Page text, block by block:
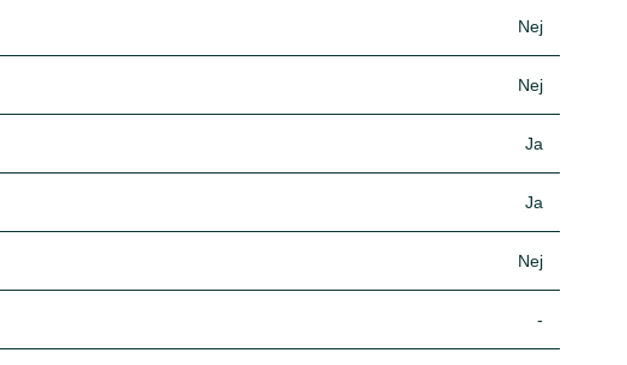
Nej
Nej
Ja
Ja
Nej
-